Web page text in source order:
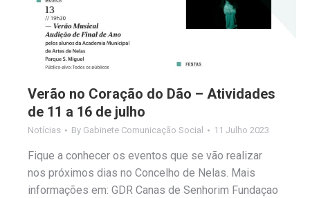
Verão no Coração do Dão – Atividades
de 11 a 16 de julho
Notícias By Gabinete Comunicação Social 11 Julho 2023
Fique a conhecer os eventos que se vão realizar
nos próximos dias no Concelho de Nelas. Mais
informações em: GDR Canas de Senhorim Fundaçao